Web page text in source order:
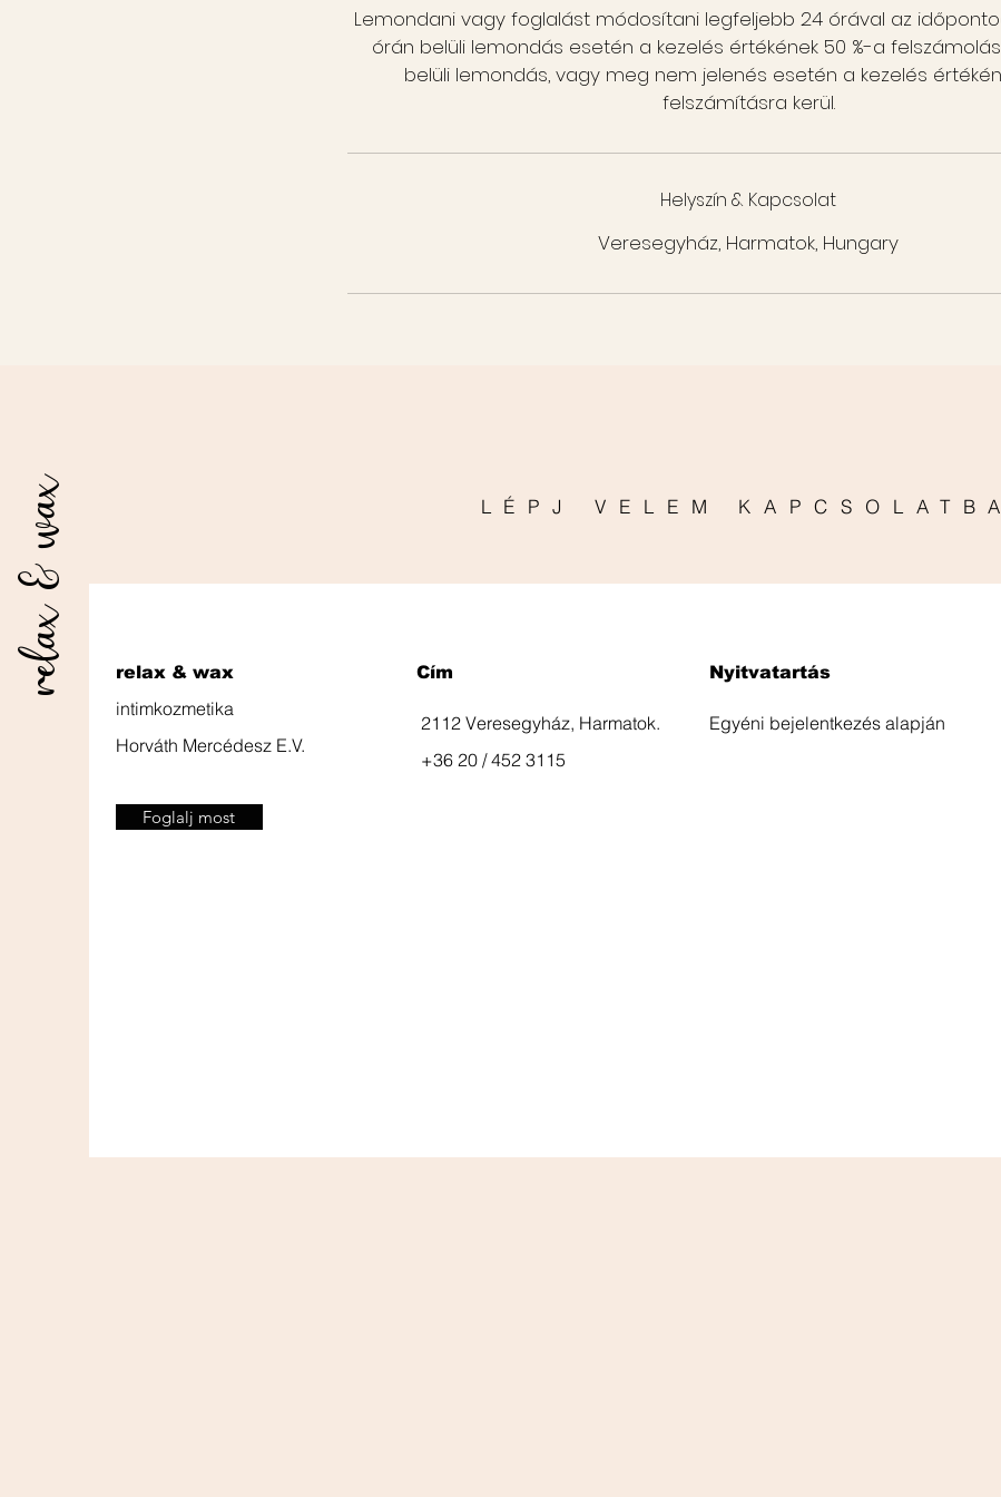
relax & wax
Lemondani vagy foglalást módosítani legfeljebb 24 órával az
órán belüli lemondás esetén a kezelés értékének 50 %-a
belüli lemondás, vagy meg nem jelenés esetén a kezelés
felszámításra kerül.
Helyszín & Kapcsolat
Veresegyház, Harmatok, Hungary
LÉPJ VELEM KAPCSOLATBA
relax & wax
intimkozmetika
Horváth Mercédesz E.V.
Foglalj most
Cím
2112 Veresegyház, Harmatok.
+36 20 / 452 3115
Nyitvatartás
Egyéni bejelentkezés alapján